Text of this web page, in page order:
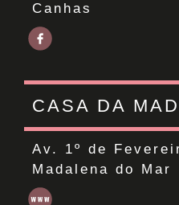
Canhas
CASA DA
Av. 1º de
Madalena do Mar